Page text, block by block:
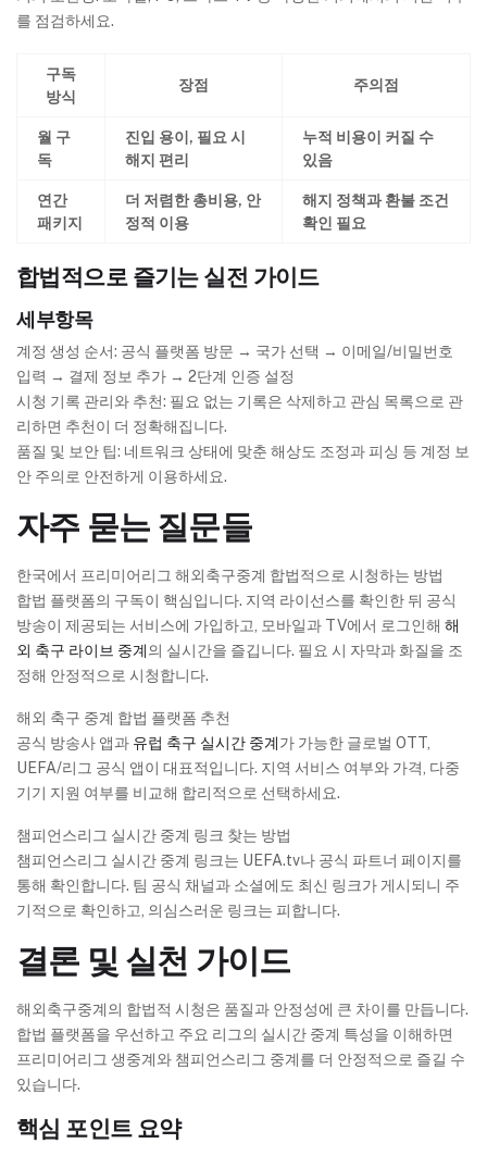
를 점검하세요.
구독
방식
장점 주의점
월 구
독
진입 용이, 필요 시
해지 편리
누적 비용이 커질 수
있음
연간
패키지
더 저렴한 총비용, 안
정적 이용
해지 정책과 환불 조건
확인 필요
합법적으로 즐기는 실전 가이드
세부항목
계정 생성 순서: 공식 플랫폼 방문 → 국가 선택 → 이메일/비밀번호
입력 → 결제 정보 추가 → 2단계 인증 설정
시청 기록 관리와 추천: 필요 없는 기록은 삭제하고 관심 목록으로 관
리하면 추천이 더 정확해집니다.
품질 및 보안 팁: 네트워크 상태에 맞춘 해상도 조정과 피싱 등 계정 보
안 주의로 안전하게 이용하세요.
자주 묻는 질문들
한국에서 프리미어리그 해외축구중계 합법적으로 시청하는 방법
합법 플랫폼의 구독이 핵심입니다. 지역 라이선스를 확인한 뒤 공식
방송이 제공되는 서비스에 가입하고, 모바일과 TV에서 로그인해 해
외 축구 라이브 중계의 실시간을 즐깁니다. 필요 시 자막과 화질을 조
정해 안정적으로 시청합니다.
해외 축구 중계 합법 플랫폼 추천
공식 방송사 앱과 유럽 축구 실시간 중계가 가능한 글로벌 OTT,
UEFA/리그 공식 앱이 대표적입니다. 지역 서비스 여부와 가격, 다중
기기 지원 여부를 비교해 합리적으로 선택하세요.
챔피언스리그 실시간 중계 링크 찾는 방법
챔피언스리그 실시간 중계 링크는 UEFA.tv나 공식 파트너 페이지를
통해 확인합니다. 팀 공식 채널과 소셜에도 최신 링크가 게시되니 주
기적으로 확인하고, 의심스러운 링크는 피합니다.
결론 및 실천 가이드
해외축구중계의 합법적 시청은 품질과 안정성에 큰 차이를 만듭니다.
합법 플랫폼을 우선하고 주요 리그의 실시간 중계 특성을 이해하면
프리미어리그 생중계와 챔피언스리그 중계를 더 안정적으로 즐길 수
있습니다.
핵심 포인트 요약